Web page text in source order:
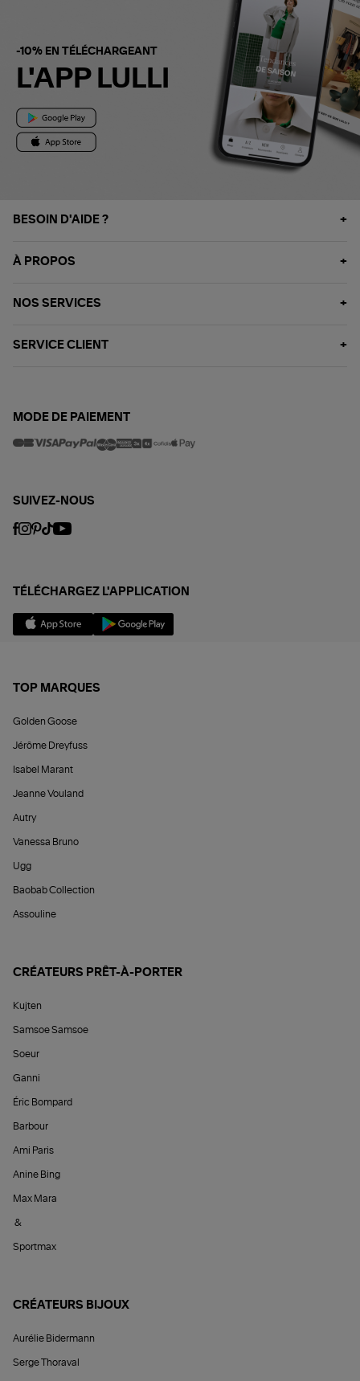
-10% EN TÉLÉCHARGEANT
L'APP LULLI
BESOIN D'AIDE ?
À PROPOS
NOS SERVICES
SERVICE CLIENT
MODE DE PAIEMENT
SUIVEZ-NOUS
TÉLÉCHARGEZ L'APPLICATION
TOP MARQUES
Golden Goose
Jérôme Dreyfuss
Isabel Marant
Jeanne Vouland
Autry
Vanessa Bruno
Ugg
Baobab Collection
Assouline
CRÉATEURS PRÊT-À-PORTER
Kujten
Samsoe Samsoe
Soeur
Ganni
Éric Bompard
Barbour
Ami Paris
Anine Bing
Max Mara
&
Sportmax
CRÉATEURS BIJOUX
Aurélie Bidermann
Serge Thoraval